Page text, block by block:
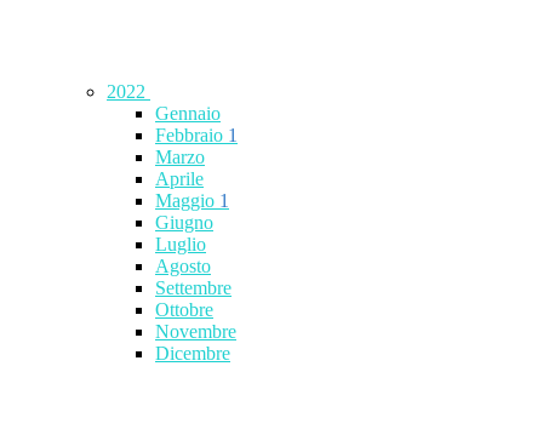
2022
Gennaio
Febbraio 1
Marzo
Aprile
Maggio 1
Giugno
Luglio
Agosto
Settembre
Ottobre
Novembre
Dicembre